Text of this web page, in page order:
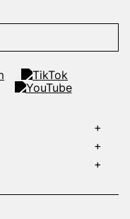
+
+
+